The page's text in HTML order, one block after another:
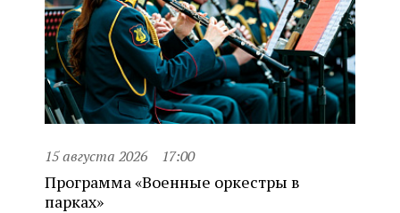
15 августа 2026 17:00
Программа «Военные оркестры в
парках»